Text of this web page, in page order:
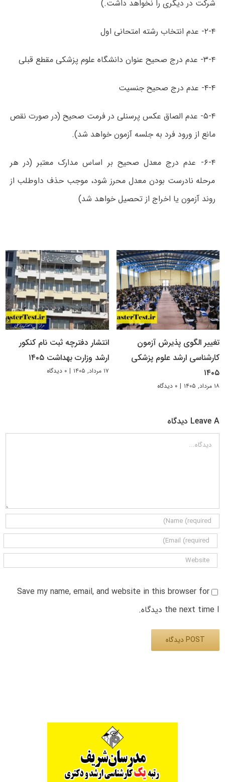
شرکت در دیگری را نخواھد داشت.)
۲-۴- عدم انتخاب رشته امتحانی اول
۳-۴- عدم درج صحیح عنوان دانشگاه علوم پزشکی مقطع قبلی
۴-۴- عدم درج صحیح جنسیت
۵-۴- عدم الصاق عکس پرسنلی در فرمت صحیح (در صورت نقص
مانع از ورود فرد به جلسه آزمون خواھد شد).
۶-۴- عدم درج معدل صحیح بر اساس مدارک معتبر (در ھر
مرحله نادرست بودن معدل محرز شود، موجب حذف داوطلب از
روند آزمون یا اخراج از تحصیل خواھد شد)
تغییر الگوی پذیرش آزمون
کارشناسی ارشد علوم پزشکی
۱۴۰۵
۱۸ مرداد, ۱۴۰۵ | ۰ دیدگاه
انتشار دفترچه ثبت نام کنکور
ارشد وزارت بهداشت ۱۴۰۵
۱۷ مرداد, ۱۴۰۵ | ۰ دیدگاه
Leave A دیدگاه
دیدگاه
Save my name, email, and website in this browser for
the next time I دیدگاه.